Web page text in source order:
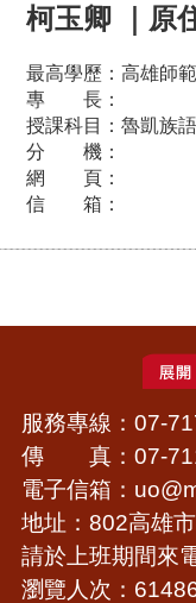
柯玉卿 原
最高學歷： 高雄師
專 長：
授課科目： 魯凱族語
分 機：
網 頁：
信 箱：
服務專線：07-
傳 真：07-
電子信箱：
地址：802高雄
請於上班期間來
瀏覽人次：